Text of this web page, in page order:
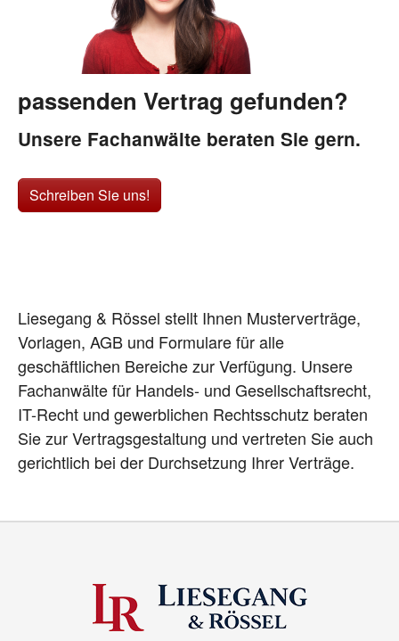
passenden Vertrag gefunden?
Unsere Fachanwälte beraten Sie gern.
Schreiben Sie uns!
Liesegang & Rössel stellt Ihnen Musterverträge,
Vorlagen, AGB und Formulare für alle
geschäftlichen Bereiche zur Verfügung. Unsere
Fachanwälte für Handels- und Gesellschaftsrecht,
IT-Recht und gewerblichen Rechtsschutz beraten
Sie zur Vertragsgestaltung und vertreten Sie auch
gerichtlich bei der Durchsetzung Ihrer Verträge.